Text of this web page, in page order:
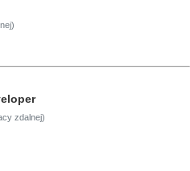
zdalnej)